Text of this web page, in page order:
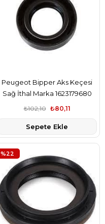
Peugeot Bipper Aks Keçesi
Sağ İthal Marka 1623179680
₺80,11
₺102,10
Sepete Ekle
%22